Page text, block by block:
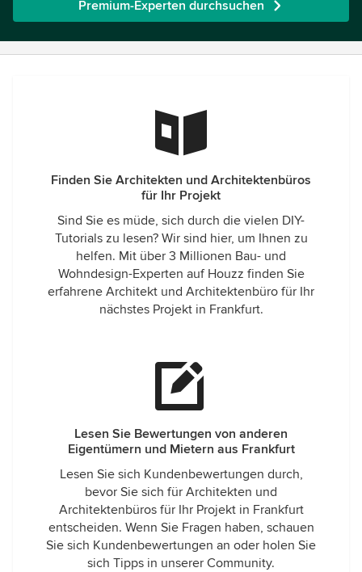
Premium-Experten durchsuchen
Finden Sie Architekten und Architektenbüros
für Ihr Projekt
Sind Sie es müde, sich durch die vielen DIY-
Tutorials zu lesen? Wir sind hier, um Ihnen zu
helfen. Mit über 3 Millionen Bau- und
Wohndesign-Experten auf Houzz finden Sie
erfahrene Architekt und Architektenbüro für Ihr
nächstes Projekt in Frankfurt.
Lesen Sie Bewertungen von anderen
Eigentümern und Mietern aus Frankfurt
Lesen Sie sich Kundenbewertungen durch,
bevor Sie sich für Architekten und
Architektenbüros für Ihr Projekt in Frankfurt
entscheiden. Wenn Sie Fragen haben, schauen
Sie sich Kundenbewertungen an oder holen Sie
sich Tipps in unserer Community.